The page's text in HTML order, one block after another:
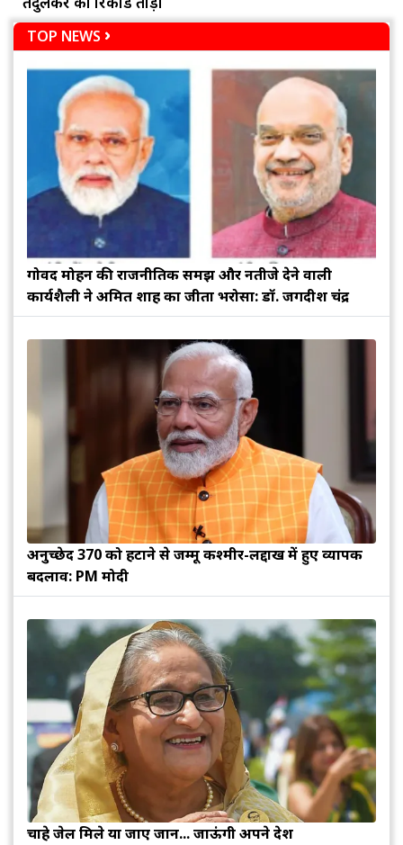
TOP NEWS
गोविंद मोहन की राजनीतिक समझ और नतीजे देने वाली
कार्यशैली ने अमित शाह का जीता भरोसा: डॉ. जगदीश चंद्र
अनुच्छेद 370 को हटाने से जम्मू कश्मीर-लद्दाख में हुए व्यापक
बदलाव: PM मोदी
चाहे जेल मिले या जाए जान... जाऊंगी अपने देश